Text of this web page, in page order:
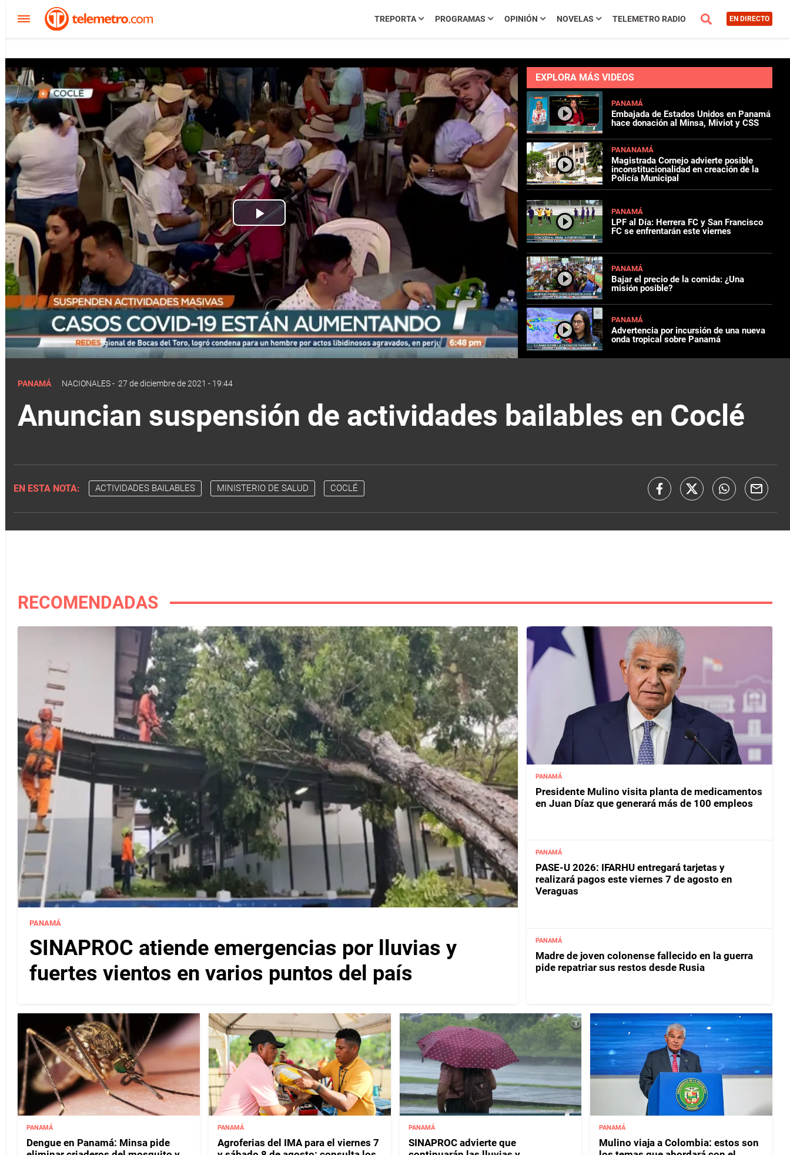
TREPORTA PROGRAMAS OPINIÓN NOVELAS TELEMETRO RADIO EN DIRECTO
Play
Video
EXPLORA MÁS VIDEOS
PANAMÁ
Embajada de Estados Unidos en Panamá
hace donación al Minsa, Miviot y CSS
PANANAMÁ
Magistrada Cornejo advierte posible
inconstitucionalidad en creación de la
Policía Municipal
PANAMÁ
LPF al Día: Herrera FC y San Francisco
FC se enfrentarán este viernes
PANAMÁ
Bajar el precio de la comida: ¿Una
misión posible?
PANAMÁ
Advertencia por incursión de una nueva
onda tropical sobre Panamá
PANAMÁ NACIONALES- 27 de diciembre de 2021 - 19:44
Anuncian suspensión de actividades bailables en Coclé
EN ESTA NOTA: ACTIVIDADES BAILABLES MINISTERIO DE SALUD COCLÉ
RECOMENDADAS
PANAMÁ
SINAPROC atiende emergencias por lluvias y
fuertes vientos en varios puntos del país
PANAMÁ
Presidente Mulino visita planta de medicamentos
en Juan Díaz que generará más de 100 empleos
PANAMÁ
PASE-U 2026: IFARHU entregará tarjetas y
realizará pagos este viernes 7 de agosto en
Veraguas
PANAMÁ
Madre de joven colonense fallecido en la guerra
pide repatriar sus restos desde Rusia
PANAMÁ
Dengue en Panamá: Minsa pide
PANAMÁ
Agroferias del IMA para el viernes 7
PANAMÁ
SINAPROC advierte que
PANAMÁ
Mulino viaja a Colombia: estos son